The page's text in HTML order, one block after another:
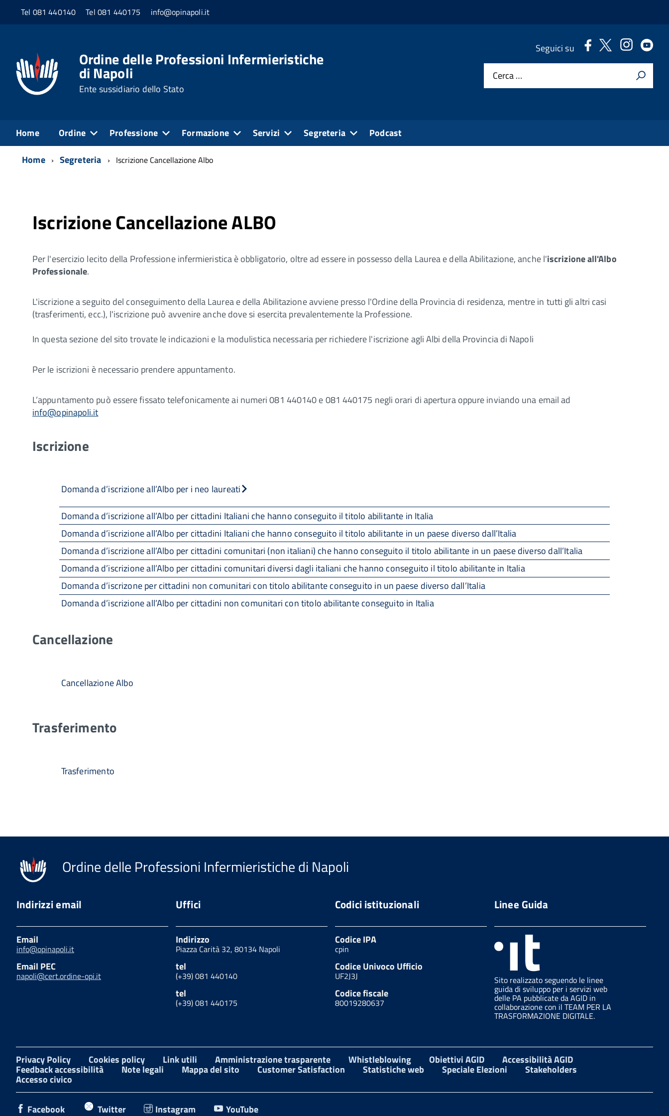
Tel 081 440140 Tel 081 440175 info@opinapoli.it
Ordine delle Professioni Infermieristiche
di Napoli
Ente sussidiario dello Stato
Seguici su . . .
Cerca …
Home Ordine Professione Formazione Servizi Segreteria
Podcast
Home
Segreteria Iscrizione Cancellazione Albo
Iscrizione Cancellazione ALBO
Per l'esercizio lecito della Professione infermieristica è obbligatorio, oltre ad essere in possesso della Laurea e della Abilitazione, anche l'iscrizione all'Albo
Professionale.
L'iscrizione a seguito del conseguimento della Laurea e della Abilitazione avviene presso l'Ordine della Provincia di residenza, mentre in tutti gli altri casi
(trasferimenti, ecc.), l'iscrizione può avvenire anche dove si esercita prevalentemente la Professione.
In questa sezione del sito trovate le indicazioni e la modulistica necessaria per richiedere l'iscrizione agli Albi della Provincia di Napoli
Per le iscrizioni è necessario prendere appuntamento.
L’appuntamento può essere fissato telefonicamente ai numeri 081 440140 e 081 440175 negli orari di apertura oppure inviando una email ad
info@opinapoli.it
Iscrizione
Domanda d’iscrizione all’Albo per i neo laureati
Domanda d’iscrizione all’Albo per cittadini Italiani che hanno conseguito il titolo abilitante in Italia
Domanda d’iscrizione all’Albo per cittadini Italiani che hanno conseguito il titolo abilitante in un paese diverso dall’Italia
Domanda d’iscrizione all’Albo per cittadini comunitari (non italiani) che hanno conseguito il titolo abilitante in un paese diverso dall’Italia
Domanda d’iscrizione all’Albo per cittadini comunitari diversi dagli italiani che hanno conseguito il titolo abilitante in Italia
Domanda d’iscrizone per cittadini non comunitari con titolo abilitante conseguito in un paese diverso dall’Italia
Domanda d’iscrizione all’Albo per cittadini non comunitari con titolo abilitante conseguito in Italia
Cancellazione
Cancellazione Albo
Trasferimento
Trasferimento
Ordine delle Professioni Infermieristiche di Napoli
Indirizzi email
Email
info@opinapoli.it
Email PEC
napoli@cert.ordine-opi.it
Uffici
Indirizzo
Piazza Carità 32, 80134 Napoli
tel
(+39) 081 440140
tel
(+39) 081 440175
Codici istituzionali
Codice IPA
cpin
Codice Univoco Ufficio
UF2J3J
Codice fiscale
80019280637
Linee Guida
Sito realizzato seguendo le linee
guida di sviluppo per i servizi web
delle PA pubblicate da AGID in
collaborazione con il TEAM PER LA
TRASFORMAZIONE DIGITALE.
Privacy Policy Cookies policy Link utili Amministrazione trasparente Whistleblowing Obiettivi AGID Accessibilità AGID
Feedback accessibilità Note legali Mappa del sito Customer Satisfaction Statistiche web Speciale Elezioni Stakeholders
Accesso civico
Facebook Twitter Instagram YouTube